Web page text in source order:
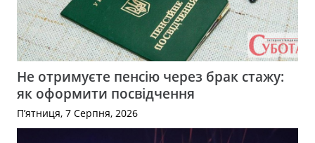
Не отримуєте пенсію через брак стажу:
як оформити посвідчення
П’ятниця, 7 Серпня, 2026